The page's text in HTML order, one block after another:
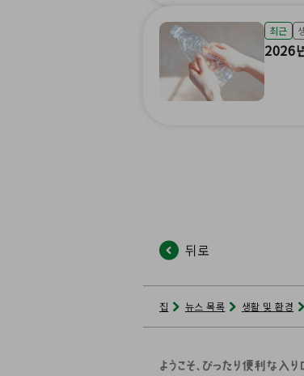
최근
2026
뒤로
집 뉴스 목록 생활 및 환경